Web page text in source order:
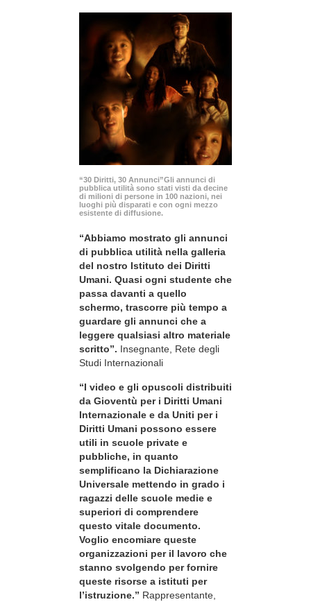
“30 Diritti, 30 Annunci”Gli annunci di
pubblica utilità sono stati visti da decine
di milioni di persone in 100 nazioni, nei
luoghi più disparati e con ogni mezzo
esistente di diffusione.
“Abbiamo mostrato gli annunci
di pubblica utilità nella galleria
del nostro Istituto dei Diritti
Umani. Quasi ogni studente che
passa davanti a quello
schermo, trascorre più tempo a
guardare gli annunci che a
leggere qualsiasi altro materiale
scritto”. Insegnante, Rete degli
Studi Internazionali
“I video e gli opuscoli distribuiti
da Gioventù per i Diritti Umani
Internazionale e da Uniti per i
Diritti Umani possono essere
utili in scuole private e
pubbliche, in quanto
semplificano la Dichiarazione
Universale mettendo in grado i
ragazzi delle scuole medie e
superiori di comprendere
questo vitale documento.
Voglio encomiare queste
organizzazioni per il lavoro che
stanno svolgendo per fornire
queste risorse a istituti per
l’istruzione.” Rappresentante,